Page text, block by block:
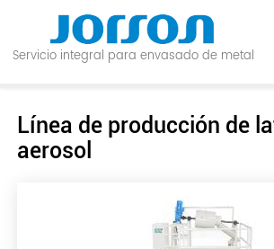
Servicio integral para envasado de metal
Línea de producción de
aerosol